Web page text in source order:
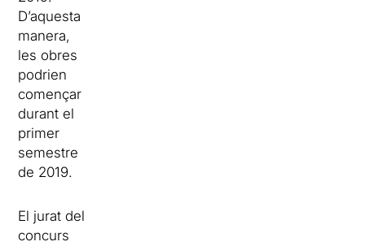
D’aquesta
manera,
les obres
podrien
començar
durant el
primer
semestre
de 2019.
El jurat del
concurs